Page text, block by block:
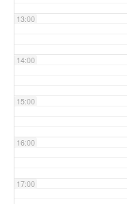
13:00
14:00
15:00
16:00
17:00